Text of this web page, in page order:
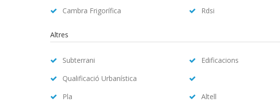
Cambra Frigorífica
Rdsi
Altres
Subterrani Edificacions
Qualificació Urbanística
Pla
Altell